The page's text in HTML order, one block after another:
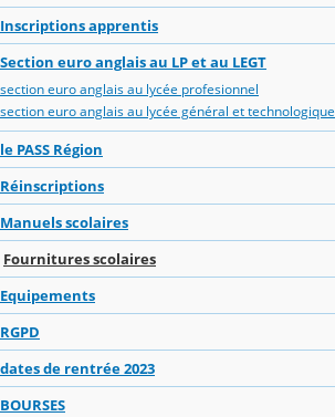
Inscriptions apprentis
Section euro anglais au LP et au LEGT
section euro anglais au lycée profesionnel
section euro anglais au lycée général et technologique
le PASS Région
Réinscriptions
Manuels scolaires
Fournitures scolaires
Equipements
RGPD
dates de rentrée 2023
BOURSES